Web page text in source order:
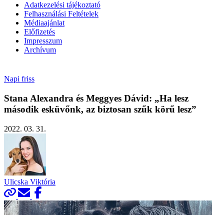
Adatkezelési tájékoztató
Felhasználási Feltételek
Médiaajánlat
Előfizetés
Impresszum
Archívum
Napi friss
Stana Alexandra és Meggyes Dávid: „Ha lesz
második esküvőnk, az biztosan szűk körű lesz”
2022. 03. 31.
Ulicska Viktória